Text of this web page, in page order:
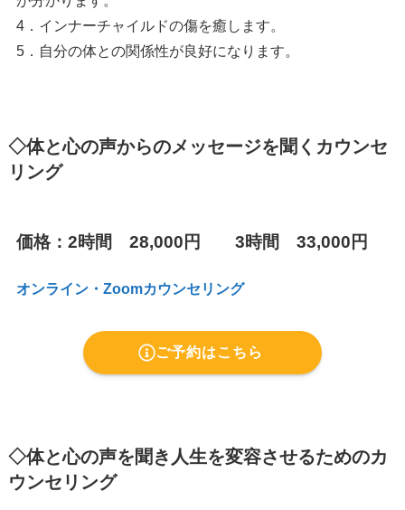
4．インナーチャイルドの傷を癒します。
5．自分の体との関係性が良好になります。
◇体と心の声からのメッセージを聞くカウンセ
リング
価格： 2時間 28,000円 3時間 33,000円
オンライン・ Zoomカウンセリング
ご予約はこちら
◇体と心の声を聞き人生を変容させるためのカ
ウンセリング